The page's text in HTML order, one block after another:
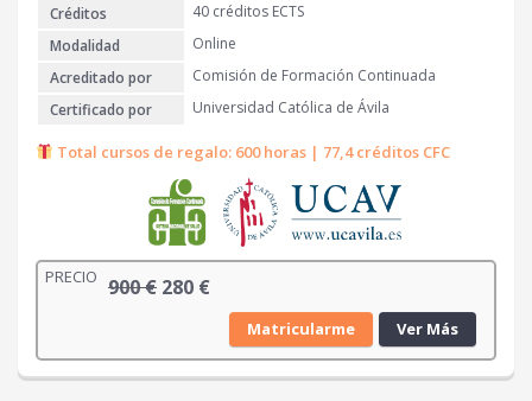
Créditos
40 créditos ECTS
Modalidad
Online
Acreditado por
Comisión de Formación Continuada
Certificado por
Universidad Católica de Ávila
Total cursos de regalo: 600 horas | 77,4 créditos CFC
PRECIO 900€ E
r
280 €E
r
Matricularme Ver Más